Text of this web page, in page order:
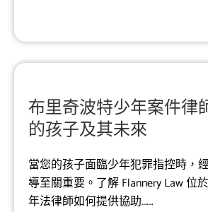
布里奇波特少年案件律
的孩子及其未來
當您的孩子面臨少年犯罪指控時，
導至關重要。了解 Flannery Law 位
年法律師如何提供協助…….